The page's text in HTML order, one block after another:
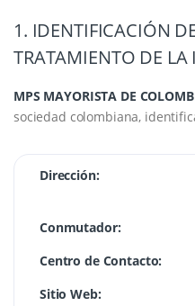
1. IDENTIFICACIÓN
TRATAMIENTO DE
MPS MAYORISTA DE
sociedad colombiana,
Dirección:
Conmutador:
Centro de Contacto:
Sitio Web: